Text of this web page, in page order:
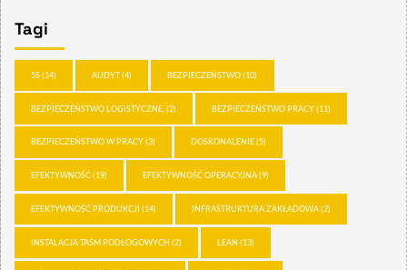
Tagi
5S(14) AUDYT(4) BEZPIECZEŃSTWO(10)
BEZPIECZEŃSTWO LOGISTYCZNE. (2) BEZPIECZEŃSTWO PRACY(11)
BEZPIECZEŃSTWO W PRACY(3) DOSKONALENIE(5)
EFEKTYWNOŚĆ(19) EFEKTYWNOŚĆ OPERACYJNA(9)
EFEKTYWNOŚĆ PRODUKCJI (14) INFRASTRUKTURA ZAKŁADOWA(2)
INSTALACJA TAŚM PODŁOGOWYCH (2) LEAN (13)